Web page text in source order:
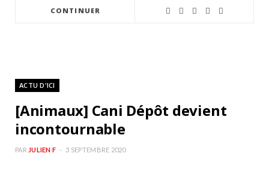
CONTINUER
ACTU D'ICI
[Animaux] Cani Dépôt devient
incontournable
PAR JULIEN F 3 SEPTEMBRE 2020